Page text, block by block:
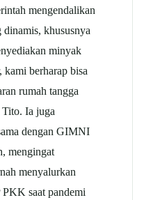
mengendalikan
khususnya
minyak
kami berharap bisa
rumah tangga
Tito. Ia juga
dengan GIMNI
mengingat
menyalurkan
saat pandemi